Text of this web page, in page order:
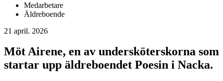
Medarbetare
Äldreboende
21 april. 2026
Möt Airene, en av undersköterskorna som
startar upp äldreboendet Poesin i Nacka.